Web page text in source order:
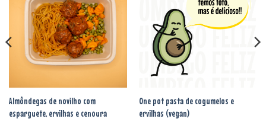
aos
favoritos
Almôndegas de novilho com
esparguete, ervilhas e cenoura
aos
favoritos
One pot pasta de cogumelos e
ervilhas (vegan)